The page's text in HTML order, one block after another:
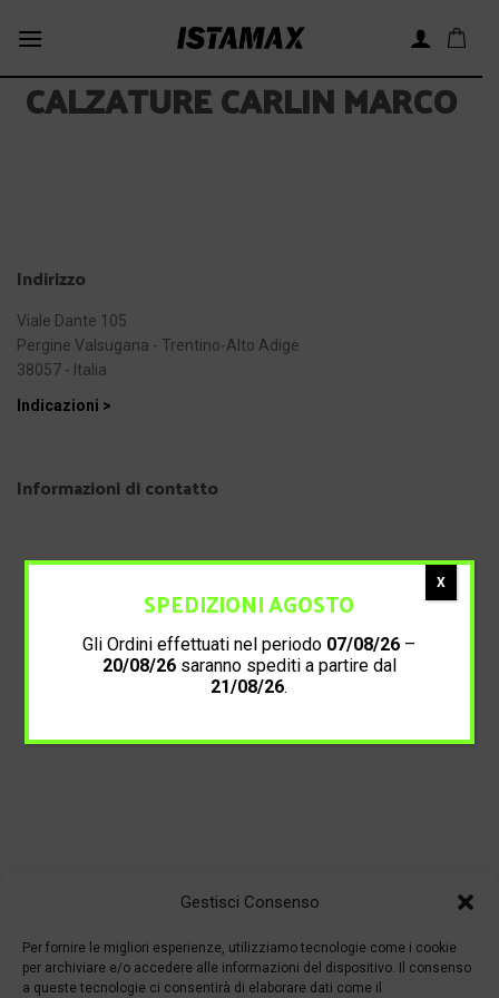
Gestisci Consenso
Per fornire le migliori esperienze, utilizziamo tecnologie come i cookie
per archiviare e/o accedere alle informazioni del dispositivo. Il consenso
a queste tecnologie ci consentirà di elaborare dati come il
CALZATURE CARLIN MARCO
Indirizzo
Viale Dante 105
Pergine Valsugana - Trentino-Alto Adige
38057 - Italia
Indicazioni >
Informazioni di contatto
SPEDIZIONI AGOSTO
Gli Ordini effettuati nel periodo 07/08/26 –
20/08/26saranno spediti a partire dal
21/08/26.
X